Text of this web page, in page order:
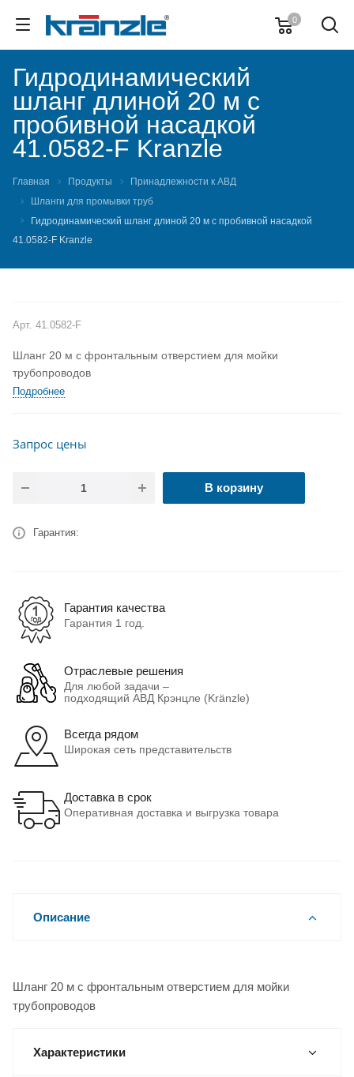
0
Гидродинамический
шланг длиной 20 м с
пробивной насадкой
41.0582-F Kranzle
Главная Продукты
Принадлежности к АВД
Шланги для промывки труб
Гидродинамический шланг длиной 20 м с пробивной насадкой
41.0582-F Kranzle
Арт. 41.0582-F
Шланг 20 м с фронтальным отверстием для мойки
трубопроводов
Подробнее
Запрос цены
В корзину
Гарантия:
Гарантия качества
Гарантия 1 год.
Отраслевые решения
Для любой задачи –
подходящий АВД Крэнцле (Kränzle)
Всегда рядом
Широкая сеть представительств
Доставка в срок
Оперативная доставка и выгрузка товара
Описание
Шланг 20 м с фронтальным отверстием для мойки
трубопроводов
Характеристики